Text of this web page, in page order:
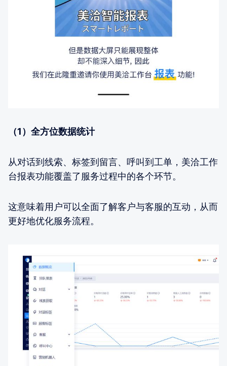
（1）全方位数据统计
从对话到线索、标签到留言、呼叫到工单，美洽工作
台报表功能覆盖了服务过程中的各个环节。
这意味着用户可以全面了解客户与客服的互动，从而
更好地优化服务流程。